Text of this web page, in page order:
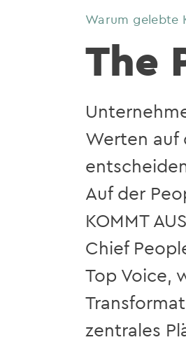
Warum gelebte
The
Werten auf
Auf der
KOMMT
Chief
Top Voice,
zentrales